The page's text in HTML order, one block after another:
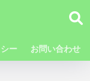
ー お問い合わせ